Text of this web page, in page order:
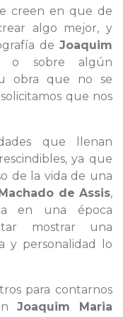
creen en que de
algo mejor, y
de Joaquim
o sobre algún
obra que no se
que nos
que llenan
ya que
de la vida de una
de Assis,
en una época
mostrar una
y personalidad lo
para contarnos
Joaquim Maria